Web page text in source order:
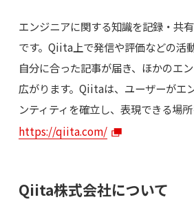
エンジニアに関する知識を記録・共
です。Qiita上で発信や評価などの活
自分に合った記事が届き、ほかのエ
広がります。Qiitaは、ユーザーがエ
ンティティを確立し、表現できる場所
https://qiita.com/
Qiita株式会社について